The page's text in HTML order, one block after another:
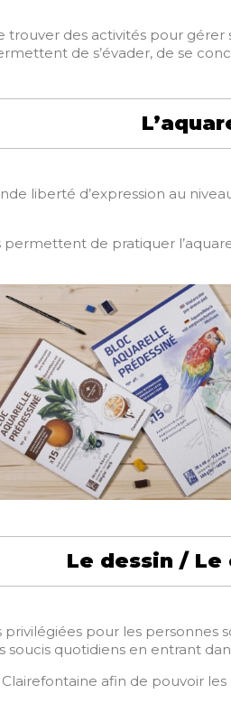
des activités pour
de s’évader, de se
liberté d’expression au
permettent de pratiquer
Le dessin /
pour les personnes
soucis quotidiens en entrant
Clairefontaine afin de pouvoir